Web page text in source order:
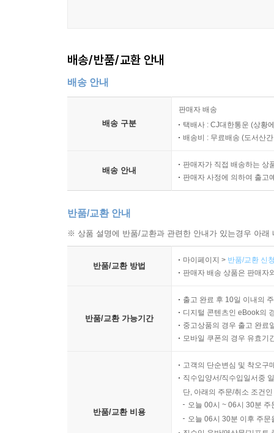
배송/반품/교환 안내
배송 안내
배송 구분
판매자 배송
택배사 : CJ대한통운 (상황
배송비 : 무료배송 (도서산
배송 안내
판매자가 직접 배송하는 상
판매자 사정에 의하여 출고
반품/교환 안내
※ 상품 설명에 반품/교환과 관련한 안내가 있는경우 아
반품/교환 방법
마이페이지 > 반품/교환 신
판매자 배송 상품은 판매자
반품/교환 가능기간
출고 완료 후 10일 이내의
디지털 콘텐츠인 eBook의
중고상품의 경우 출고 완료
모바일 쿠폰의 경우 유효기
반품/교환 비용
고객의 단순변심 및 착오구
직수입양서/직수입일서중
단, 아래의 주문/취소 조건
오늘 00시 ~ 06시 30분
오늘 06시 30분 이후 주